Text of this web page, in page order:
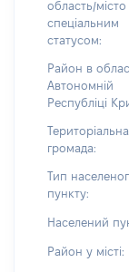
область/місто
спеціальним
статусом:
Район в
Автономній
Республіці
Територіальна
громада:
Тип
пункту:
Населений
Район у місті: